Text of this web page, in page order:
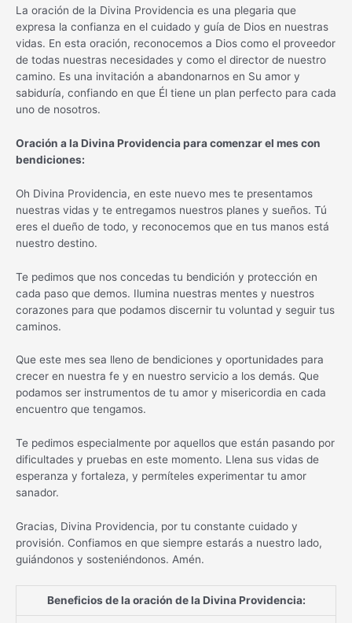
La oración de la Divina Providencia es una plegaria que
expresa la confianza en el cuidado y guía de Dios en nuestras
vidas. En esta oración, reconocemos a Dios como el proveedor
de todas nuestras necesidades y como el director de nuestro
camino. Es una invitación a abandonarnos en Su amor y
sabiduría, confiando en que Él tiene un plan perfecto para cada
uno de nosotros.
Oración a la Divina Providencia para comenzar el mes con
bendiciones:
Oh Divina Providencia, en este nuevo mes te presentamos
nuestras vidas y te entregamos nuestros planes y sueños. Tú
eres el dueño de todo, y reconocemos que en tus manos está
nuestro destino.
Te pedimos que nos concedas tu bendición y protección en
cada paso que demos. Ilumina nuestras mentes y nuestros
corazones para que podamos discernir tu voluntad y seguir tus
caminos.
Que este mes sea lleno de bendiciones y oportunidades para
crecer en nuestra fe y en nuestro servicio a los demás. Que
podamos ser instrumentos de tu amor y misericordia en cada
encuentro que tengamos.
Te pedimos especialmente por aquellos que están pasando por
dificultades y pruebas en este momento. Llena sus vidas de
esperanza y fortaleza, y permíteles experimentar tu amor
sanador.
Gracias, Divina Providencia, por tu constante cuidado y
provisión. Confiamos en que siempre estarás a nuestro lado,
guiándonos y sosteniéndonos. Amén.
Beneficios de la oración de la Divina Providencia: